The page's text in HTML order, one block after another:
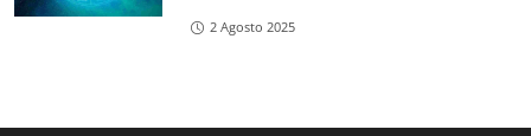
2 Agosto 2025